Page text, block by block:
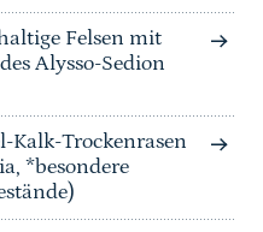
Felsen mit
Alysso-Sedion
Kalk-Trockenrasen
*besondere